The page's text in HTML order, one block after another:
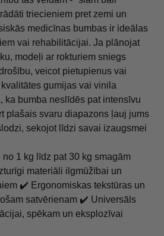
triecieniem pret zemi un
medicīnas bumbas ir ideālas
vai rehabilitācijai. Ja plānojat
modeļi ar rokturiem sniegs
veicot pietupienus vai
gumijas vai vinila
ka bumba neslīdēs pat intensīvu
plašais svaru diapazons ļauj jums
sekojot līdzi savai izaugsmei
1 kg līdz pat 30 kg smagām
materiāli ilgmūžībai un
✔️ Ergonomiskas tekstūras un
satvērienam ✔️ Universāls
spēkam un eksplozīvai